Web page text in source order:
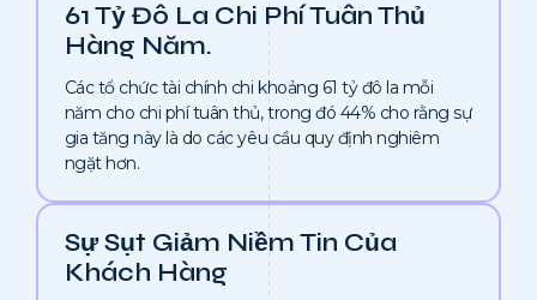
61 Tỷ Đô La Chi Phí Tuân Thủ
Hàng Năm.
Các tổ chức tài chính chi khoảng 61 tỷ đô la mỗi
năm cho chi phí tuân thủ, trong đó 44% cho rằng sự
gia tăng này là do các yêu cầu quy định nghiêm
ngặt hơn.
Sự Sụt Giảm Niềm Tin Của
Khách Hàng